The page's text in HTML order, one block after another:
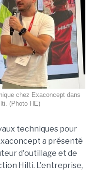
chez Exaconcept dans
(Photo HE)
techniques pour
a présenté
d'outillage et de
Hilti. L'entreprise,